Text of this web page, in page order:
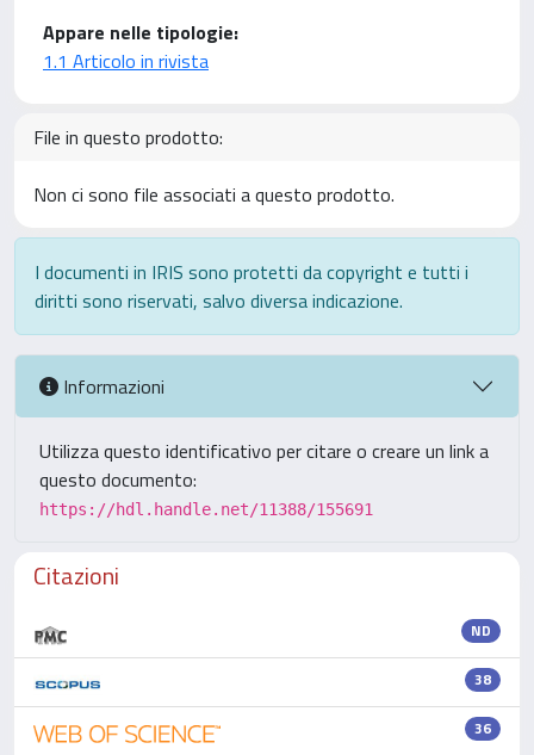
Appare nelle tipologie:
1.1 Articolo in rivista
File in questo prodotto:
Non ci sono file associati a questo prodotto.
I documenti in IRIS sono protetti da copyright e tutti i
diritti sono riservati, salvo diversa indicazione.
Informazioni
Utilizza questo identificativo per citare o creare un link a
questo documento:
https://hdl.handle.net/11388/155691
Citazioni
ND
38
36